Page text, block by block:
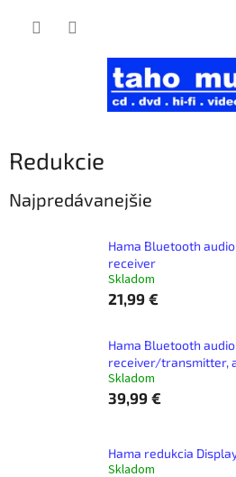
Redukcie
Najpredávanejšie
Hama Bluetooth
receiver
Skladom
21,99 €
Hama Bluetooth
receiver/transmitter,
Skladom
39,99 €
Hama redukcia
Skladom